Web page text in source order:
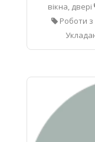
вікна, двері
Роботи з